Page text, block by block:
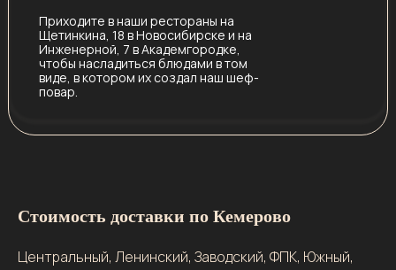
Приходите в наши рестораны на
Щетинкина, 18 в Новосибирске и на
Инженерной, 7 в Академгородке,
чтобы насладиться блюдами в том
виде, в котором их создал наш шеф-
повар.
Стоимость доставки по Кемерово
Центральный, Ленинский, Заводский, ФПК, Южный,